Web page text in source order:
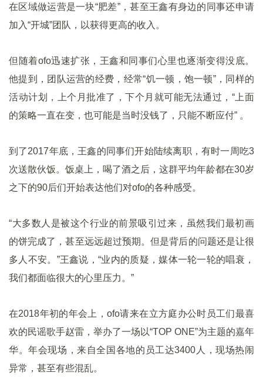
在区域做运营是一块“肥差”，甚至王鑫有身边的同事还申请
加入“开城”团队，以获得更高的收入。
但随着ofo迅速扩张，王鑫和同事们心里也逐渐变得没底。
他提到，团队运营的经费，经常“饥一顿，饱一顿”，同样的
活动计划，上个月批准了，下个月就可能无法通过，“上面
的策略一直在变，也可能是当时没钱了，只能不断应付” 。
到了2017年底，王鑫的同事们开始陆续离职，有时一周吃3
次送散伙饭。饭桌上，喝了酒之后，这群平均年龄都在30岁
之下的90后们开始表达他们对ofo的各种感受。
“大多数人是被这个行业的前景吸引过来，虽然我们最初画
的饼完成了，甚至远远超过预期。但是背后的问题还是让很
多人不安。”王鑫说，“业内的质疑，媒体一轮一轮的唱衰，
我们都面临很大的心里压力。”
在2018年初的年会上，ofo请来在立方庭办公时员工们最喜
欢的民谣歌手赵雷，举办了一场以“TOP ONE”为主题的嘉年
华。年会现场，来自全国各地的员工达3400人，现场热闹
异常，甚至有些混乱。